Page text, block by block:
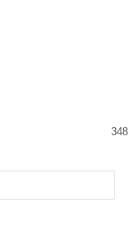
348